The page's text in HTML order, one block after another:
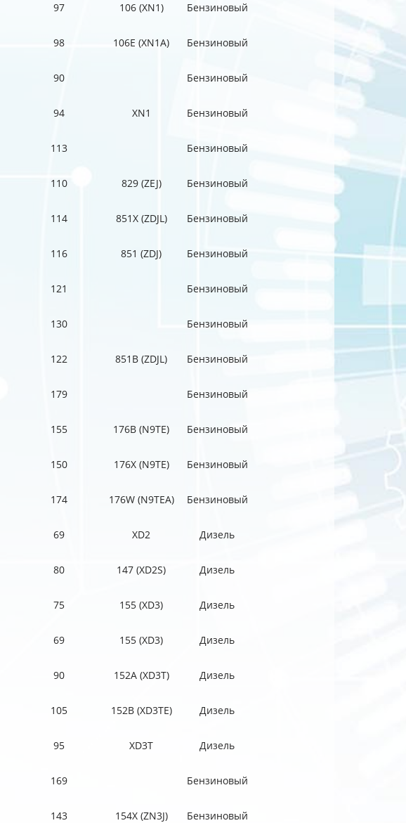
97 106 (XN1) Бензиновый
98 106E (XN1A) Бензиновый
90 Бензиновый
94 XN1 Бензиновый
113 Бензиновый
110 829 (ZEJ) Бензиновый
114 851X (ZDJL) Бензиновый
116 851 (ZDJ) Бензиновый
121 Бензиновый
130 Бензиновый
122 851B (ZDJL) Бензиновый
179 Бензиновый
155 176B (N9TE) Бензиновый
150 176X (N9TE) Бензиновый
174 176W (N9TEA) Бензиновый
69 XD2 Дизель
80 147 (XD2S) Дизель
75 155 (XD3) Дизель
69 155 (XD3) Дизель
90 152A (XD3T) Дизель
105 152B (XD3TE) Дизель
95 XD3T Дизель
169 Бензиновый
143 154X (ZN3J) Бензиновый